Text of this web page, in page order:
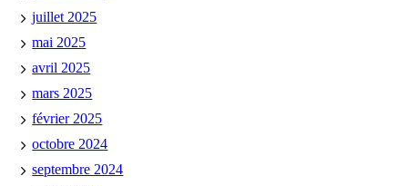
juillet 2025
mai 2025
avril 2025
mars 2025
février 2025
octobre 2024
septembre 2024